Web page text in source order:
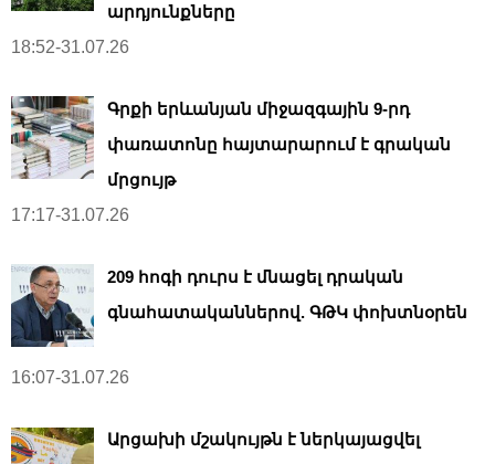
արդյունքները
18:52-31.07.26
Գրքի երևանյան միջազգային 9-րդ
փառատոնը հայտարարում է գրական
մրցույթ
17:17-31.07.26
209 հոգի դուրս է մնացել դրական
գնահատականներով. ԳԹԿ փոխտնօրեն
16:07-31.07.26
Արցախի մշակույթն է ներկայացվել